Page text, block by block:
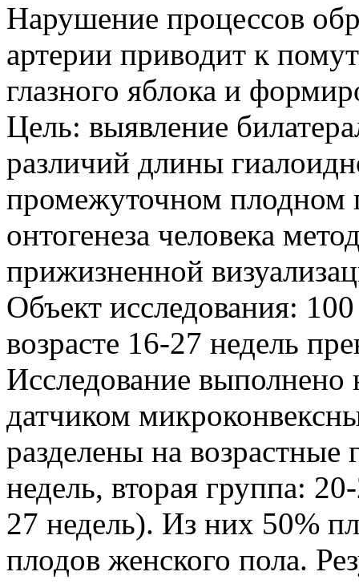
Нарушение процессов
артерии приводит к
глазного яблока и
Цель: выявление
различий длины
промежуточном плодном
онтогенеза человека
прижизненной
Объект исследования:
возрасте 16-27 недель
Исследование выполнено
датчиком
разделены на
недель, вторая группа:
27 недель). Из них 50%
плодов женского пола.